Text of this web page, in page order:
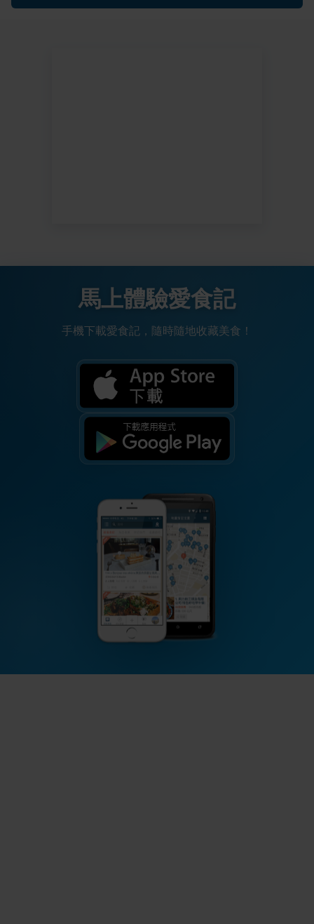
馬上體驗愛食記
手機下載愛食記，隨時隨地收藏美食！